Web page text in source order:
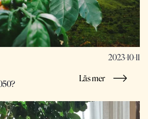
2023-10-11
Läs mer